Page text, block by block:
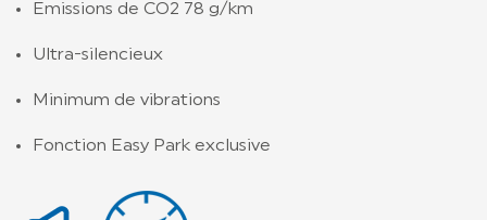
Emissions de CO2 78 g/km
Ultra-silencieux
Minimum de vibrations
Fonction Easy Park exclusive